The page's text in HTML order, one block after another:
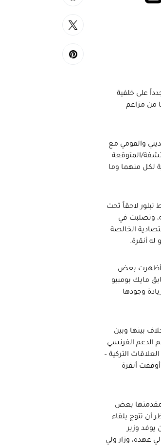
على خلفية
من مزاعم
والقومي مع
المتوقعة
لكل منهما وما
تبلور لاحقاً تحت
وتصلبت في
الخالصة
أنقرة.
وأظهرت بعض
مايك بومبيو
وجودها
بينها وبين
الدعم الفرنسي
التركية –
أنقرة
أطراف وفي مقدمتها بعض
أن تتوج بلقاء
يوفد وزير
عهده، وزار ولي